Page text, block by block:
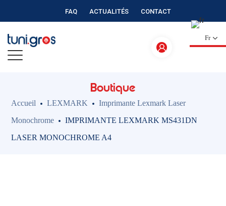
FAQ ACTUALITÉS CONTACT
Fr
Boutique
Accueil LEXMARK
Imprimante Lexmark Laser
Monochrome
IMPRIMANTE LEXMARK MS431DN
LASER MONOCHROME A4